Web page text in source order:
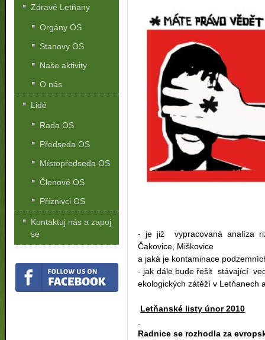
- je již vypracovaná analíza
Čakovice, Miškovice
a jaká je kontaminace
- jak dále bude řešit stávající
ekologických zátěží v Letňanech
Letňanské listy únor 2010
Radnice se rozhodla za
Zdravé Letňany
Orgány OS
Stanovy OS
Naše aktivity
O nás
Lidé
Rada OS
Předseda OS
Místopředseda OS
Členové OS
Příznivci OS
Kontaktuj nás a zapoj
se